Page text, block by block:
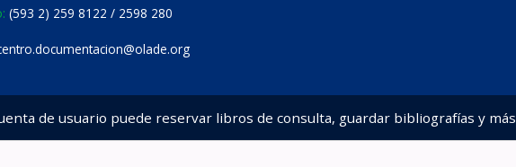
(593 2) 259 8122 / 2598 280
de usuario puede reservar libros de consulta, guardar bibliografías y más